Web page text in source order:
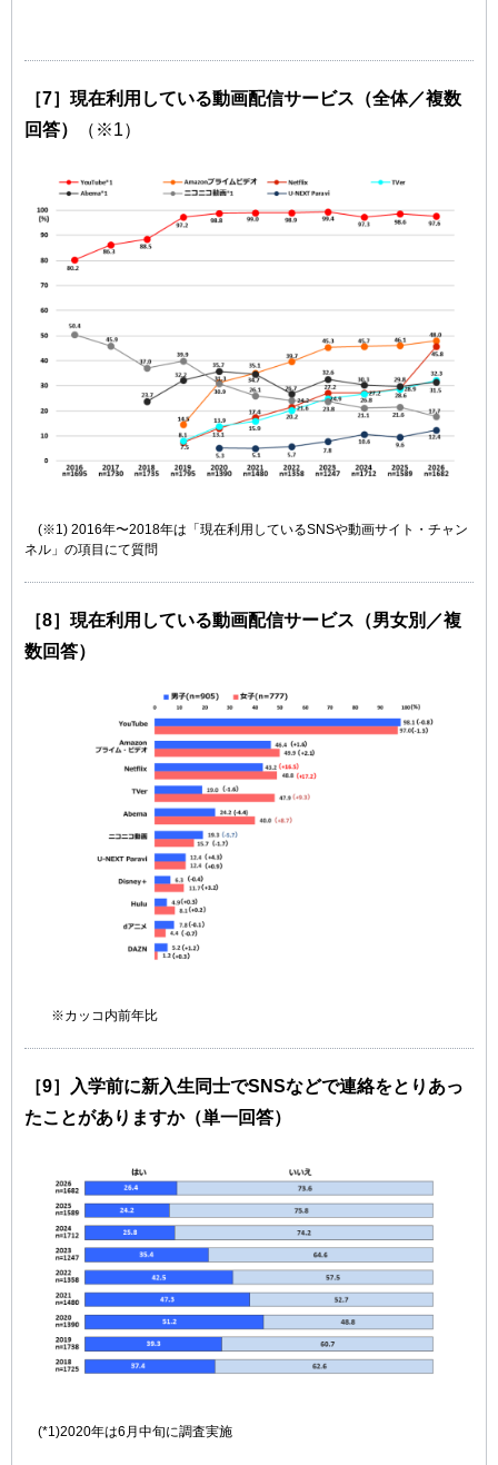
［7］現在利用している動画配信サービス（全体／複数
回答）
（※1）
(※1) 2016年〜2018年は「現在利用しているSNSや動画サイト・チャン
ネル」の項目にて質問
［8］現在利用している動画配信サービス（男女別／複
数回答）
※カッコ内前年比
［9］入学前に新入生同士でSNSなどで連絡をとりあっ
たことがありますか（単一回答）
(*1)2020年は6月中旬に調査実施